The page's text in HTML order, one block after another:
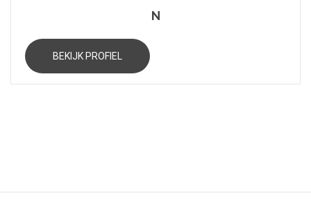
N
BEKIJK PROFIEL